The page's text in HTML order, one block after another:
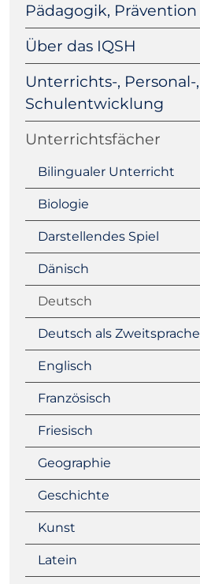
Pädagogik, Prävention
Über das IQSH
Unterrichts-, Personal-,
Schulentwicklung
Unterrichtsfächer
Bilingualer Unterricht
Biologie
Darstellendes Spiel
Dänisch
Deutsch
Deutsch als Zweitsprache
Englisch
Französisch
Friesisch
Geographie
Geschichte
Kunst
Latein